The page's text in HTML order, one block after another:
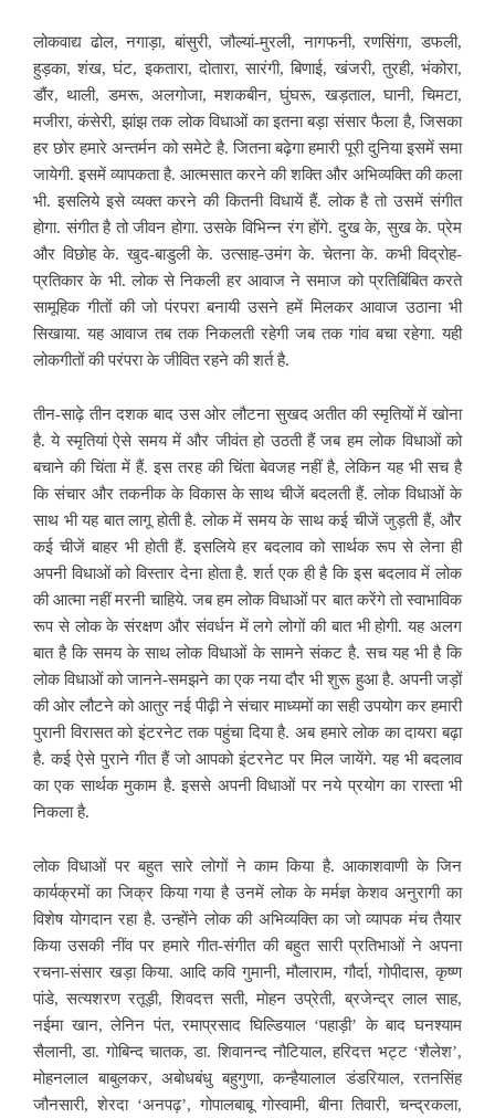
लोकवाद्य ढोल, नगाड़ा, बांसुरी, जौल्यां-मुरली, नागफनी, रणसिंगा, डफली,
हुड़का, शंख, घंट, इकतारा, दोतारा, सारंगी, बिणाई, खंजरी, तुरही, भंकोरा,
डौंर, थाली, डमरू, अलगोजा, मशकबीन, घुंघरू, खड़ताल, घानी, चिमटा,
मजीरा, कंसेरी, झांझ तक लोक विधाओं का इतना बड़ा संसार फैला है, जिसका
हर छोर हमारे अन्तर्मन को समेटे है. जितना बढ़ेगा हमारी पूरी दुनिया इसमें समा
जायेगी. इसमें व्यापकता है. आत्मसात करने की शक्ति और अभिव्यक्ति की कला
भी. इसलिये इसे व्यक्त करने की कितनी विधायें हैं. लोक है तो उसमें संगीत
होगा. संगीत है तो जीवन होगा. उसके विभिन्न रंग होंगे. दुख के, सुख के. प्रेम
और विछोह के. खुद-बाडुली के. उत्साह-उमंग के. चेतना के. कभी विद्रोह-
प्रतिकार के भी. लोक से निकली हर आवाज ने समाज को प्रतिबिंबित करते
सामूहिक गीतों की जो पंरपरा बनायी उसने हमें मिलकर आवाज उठाना भी
सिखाया. यह आवाज तब तक निकलती रहेगी जब तक गांव बचा रहेगा. यही
लोकगीतों की परंपरा के जीवित रहने की शर्त है.
तीन-साढ़े तीन दशक बाद उस ओर लौटना सुखद अतीत की स्मृतियों में खोना
है. ये स्मृतियां ऐसे समय में और जीवंत हो उठती हैं जब हम लोक विधाओं को
बचाने की चिंता में हैं. इस तरह की चिंता बेवजह नहीं है, लेकिन यह भी सच है
कि संचार और तकनीक के विकास के साथ चीजें बदलती हैं. लोक विधाओं के
साथ भी यह बात लागू होती है. लोक में समय के साथ कई चीजें जुड़ती हैं, और
कई चीजें बाहर भी होती हैं. इसलिये हर बदलाव को सार्थक रूप से लेना ही
अपनी विधाओं को विस्तार देना होता है. शर्त एक ही है कि इस बदलाव में लोक
की आत्मा नहीं मरनी चाहिये. जब हम लोक विधाओं पर बात करेंगे तो स्वाभाविक
रूप से लोक के संरक्षण और संवर्धन में लगे लोगों की बात भी होगी. यह अलग
बात है कि समय के साथ लोक विधाओं के सामने संकट है. सच यह भी है कि
लोक विधाओं को जानने-समझने का एक नया दौर भी शुरू हुआ है. अपनी जड़ों
की ओर लौटने को आतुर नई पीढ़ी ने संचार माध्यमों का सही उपयोग कर हमारी
पुरानी विरासत को इंटरनेट तक पहुंचा दिया है. अब हमारे लोक का दायरा बढ़ा
है. कई ऐसे पुराने गीत हैं जो आपको इंटरनेट पर मिल जायेंगे. यह भी बदलाव
का एक सार्थक मुकाम है. इससे अपनी विधाओं पर नये प्रयोग का रास्ता भी
निकला है.
लोक विधाओं पर बहुत सारे लोगों ने काम किया है. आकाशवाणी के जिन
कार्यक्रमों का जिक्र किया गया है उनमें लोक के मर्मज्ञ केशव अनुरागी का
विशेष योगदान रहा है. उन्होंने लोक की अभिव्यक्ति का जो व्यापक मंच तैयार
किया उसकी नींव पर हमारे गीत-संगीत की बहुत सारी प्रतिभाओं ने अपना
रचना-संसार खड़ा किया. आदि कवि गुमानी, मौलाराम, गौर्दा, गोपीदास, कृष्ण
पांडे, सत्यशरण रतूड़ी, शिवदत्त सती, मोहन उप्रेती, ब्रजेन्द्र लाल साह,
नईमा खान, लेनिन पंत, रमाप्रसाद घिल्डियाल ‘पहाड़ी’ के बाद घनश्याम
सैलानी, डा. गोबिन्द चातक, डा. शिवानन्द नौटियाल, हरिदत्त भट्ट ‘शैलेश’,
मोहनलाल बाबुलकर, अबोधबंधु बहुगुणा, कन्हैयालाल डंडरियाल, रतनसिंह
जौनसारी, शेरदा ‘अनपढ़’, गोपालबाबू गोस्वामी, बीना तिवारी, चन्द्रकला,